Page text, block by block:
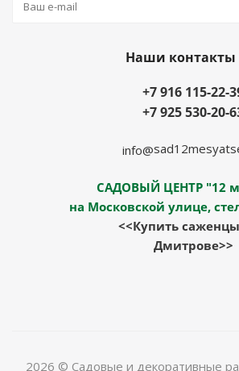
Наши контакты
+7 916 115-22-
+7 925 530-20-
info@
САДОВЫЙ ЦЕНТР "12
на Московской улице,
<<Купить саженцы и
Дмитрове>>
2026 © Садовые и декоративные